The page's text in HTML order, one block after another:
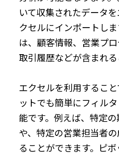
いて収集されたデータ
クセルにインポートし
は、顧客情報、営業プ
取引履歴などが含まれる
エクセルを利用するこ
ットでも簡単にフィル
能です。例えば、特定
や、特定の営業担当者
ることができます。ピ